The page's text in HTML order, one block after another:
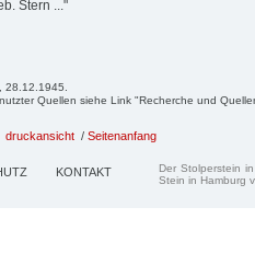
Stern ..."
Quellen siehe Link "Recherche und
druckansicht / Seitenanfang
KONTAKT
Der Stolperstein
Stein in Hamburg